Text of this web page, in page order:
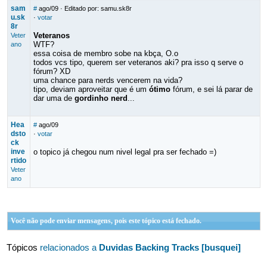
sam
u.sk
8r
Veter
ano
# ago/09· Editado por: samu.sk8r
· votar
Veteranos
WTF?
essa coisa de membro sobe na kbça, O.o
todos vcs tipo, querem ser veteranos aki? pra isso q serve o
fórum? XD
uma chance para nerds vencerem na vida?
tipo, deviam aproveitar que é um ótimofórum, e sei lá parar de
dar uma de gordinho nerd ...
Hea
dsto
ck
inve
rtido
Veter
ano
# ago/09
· votar
o topico já chegou num nivel legal pra ser fechado =)
Você não pode enviar mensagens, pois este tópico está fechado.
Tópicos relacionados a Duvidas Backing Tracks [busquei]